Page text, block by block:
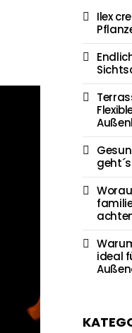
Ilex
geht´s
ideal